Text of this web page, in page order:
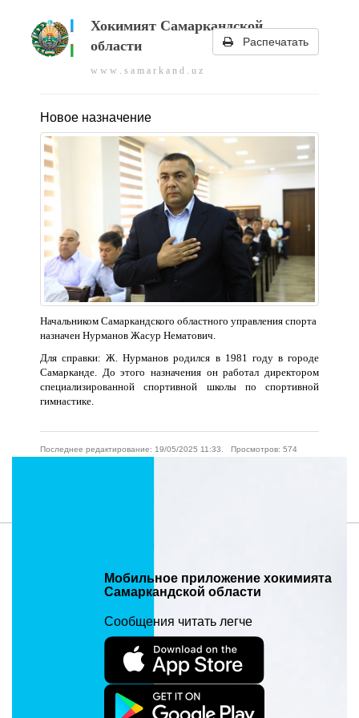
Хокимият Самаркандской
области
w w w . s a m a r k a n d . u z
Распечатать
Новое назначение
Начальником Самаркандского областного управления спорта
назначен Нурманов Жасур Нематович.
Для справки: Ж. Нурманов родился в 1981 году в городе
Самарканде. До этого назначения он работал директором
специализированной спортивной школы по спортивной
гимнастике.
Последнее редактирование: 19/05/2025 11:33. Просмотров: 574
Мобильное приложение хокимията
Самаркандской области
Сообщения читать легче